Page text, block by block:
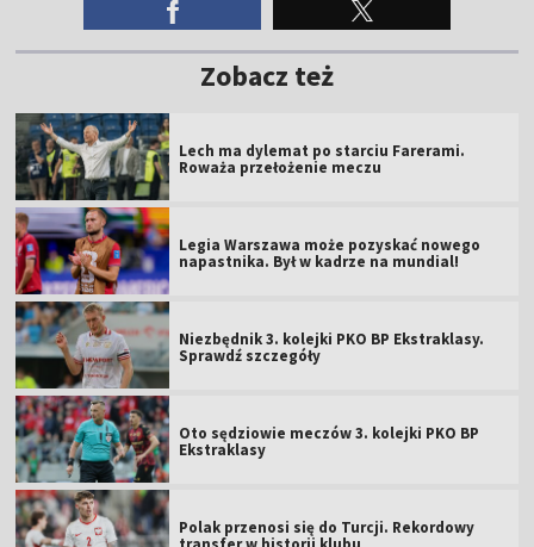
Zobacz też
Lech ma dylemat po starciu Farerami.
Roważa przełożenie meczu
Legia Warszawa może pozyskać nowego
napastnika. Był w kadrze na mundial!
Niezbędnik 3. kolejki PKO BP Ekstraklasy.
Sprawdź szczegóły
Oto sędziowie meczów 3. kolejki PKO BP
Ekstraklasy
Polak przenosi się do Turcji. Rekordowy